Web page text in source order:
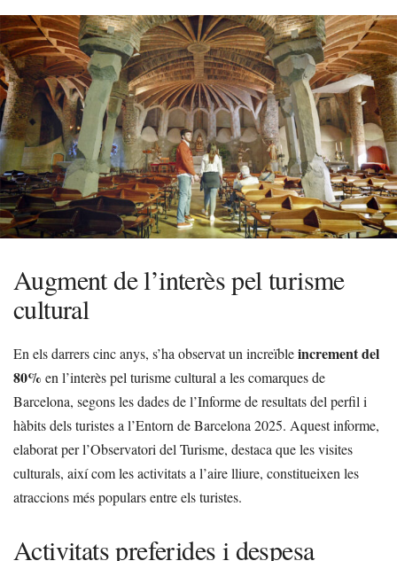
Augment de l’interès pel turisme
cultural
En els darrers cinc anys, s’ha observat un increïbleincrement del
80% en l’interès pel turisme cultural a les comarques de
Barcelona, segons les dades de l’Informe de resultats del perfil i
hàbits dels turistes a l’Entorn de Barcelona 2025. Aquest informe,
elaborat per l’Observatori del Turisme, destaca que les visites
culturals, així com les activitats a l’aire lliure, constitueixen les
atraccions més populars entre els turistes.
Activitats preferides i despesa